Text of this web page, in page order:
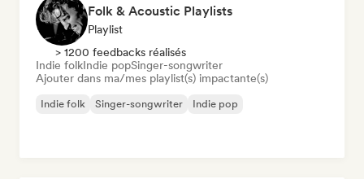
Folk & Acoustic Playlists
Playlist
> 1200 feedbacks réalisés
Indie folkIndie popSinger-songwriter
Ajouter dans ma/mes playlist(s) impactante(s)
Indie folk Singer-songwriter Indie pop